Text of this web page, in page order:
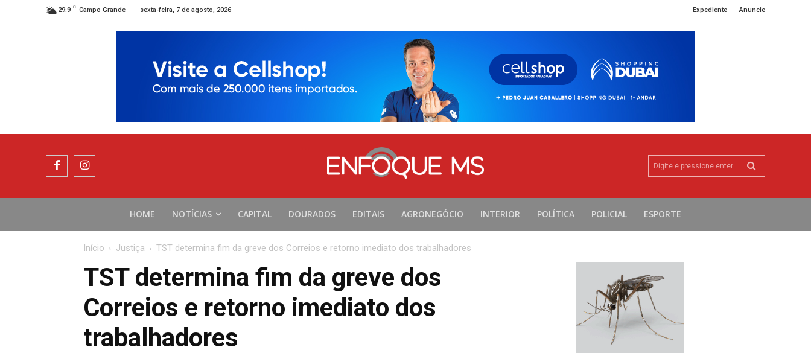
29.9 C Campo Grande sexta-feira, 7 de agosto, 2026 Expediente Anuncie
Digite e pressione enter...
HOME NOTÍCIAS CAPITAL DOURADOS EDITAIS AGRONEGÓCIO INTERIOR POLÍTICA POLICIAL ESPORTE
Início Justiça TST determina fim da greve dos Correios e retorno imediato dos trabalhadores
TST determina fim da greve dos
Correios e retorno imediato dos
trabalhadores